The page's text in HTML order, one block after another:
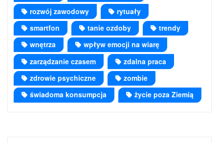
rozwój zawodowy
rytuały
smartfon
tanie ozdoby
trendy
wnętrza
wpływ emocji na wiarę
zarządzanie czasem
zdalna praca
zdrowie psychiczne
zombie
świadoma konsumpcja
życie poza Ziemią